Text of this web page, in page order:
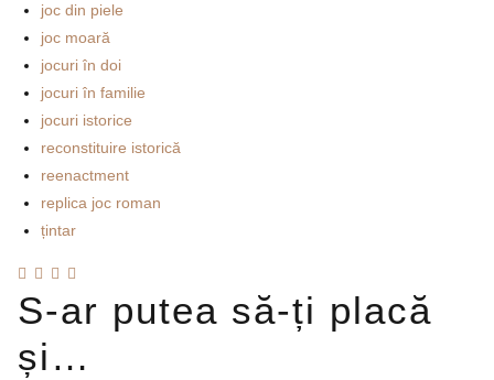
joc din piele
joc moară
jocuri în doi
jocuri în familie
jocuri istorice
reconstituire istorică
reenactment
replica joc roman
țintar
S-ar putea să-ți placă
și…